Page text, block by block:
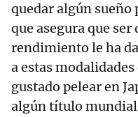
quedar algún
que asegura que
rendimiento le ha
a estas
gustado pelear en
algún título